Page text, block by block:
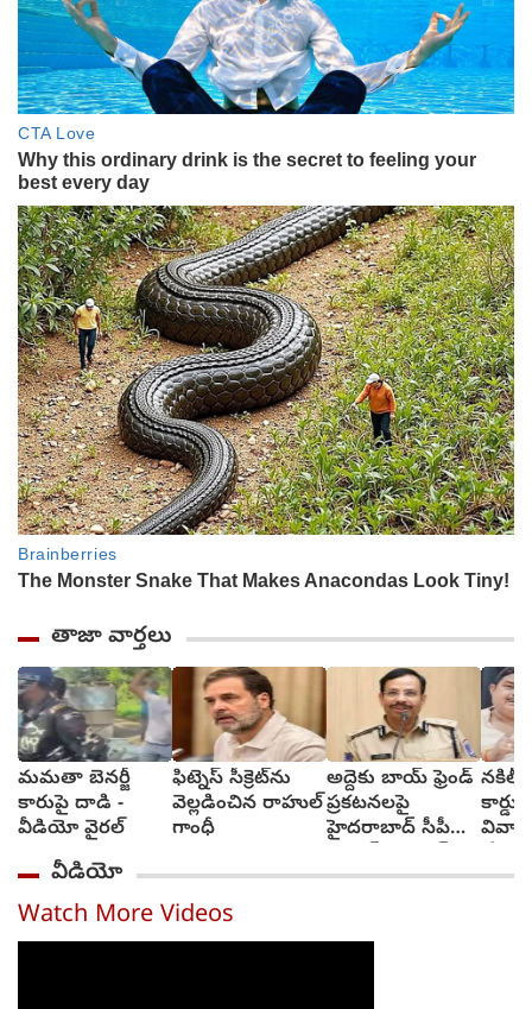
తాజా వార్తలు
మమతా బెనర్జీ
కారుపై దాడి -
వీడియో వైరల్
ఫిట్నెస్ సీక్రెట్‌ను
వెల్లడించిన రాహుల్
గాంధీ
అద్దెకు బాయ్‌ ఫ్రెండ్‌
ప్రకటనలపై
హైదరాబాద్ సీపీ
నకిలీ
వీడియో
Watch More Videos